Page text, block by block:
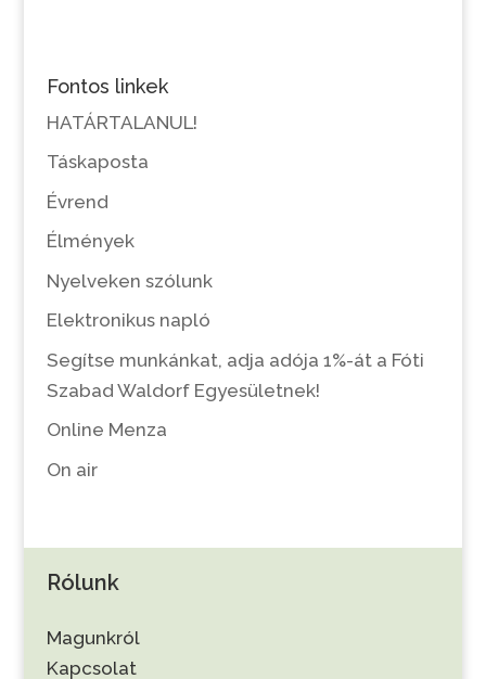
Fontos linkek
HATÁRTALANUL!
Táskaposta
Évrend
Élmények
Nyelveken szólunk
Elektronikus napló
Segítse munkánkat, adja adója 1%-át a Fóti
Szabad Waldorf Egyesületnek!
Online Menza
On air
Rólunk
Magunkról
Kapcsolat